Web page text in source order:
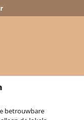
betrouwbare